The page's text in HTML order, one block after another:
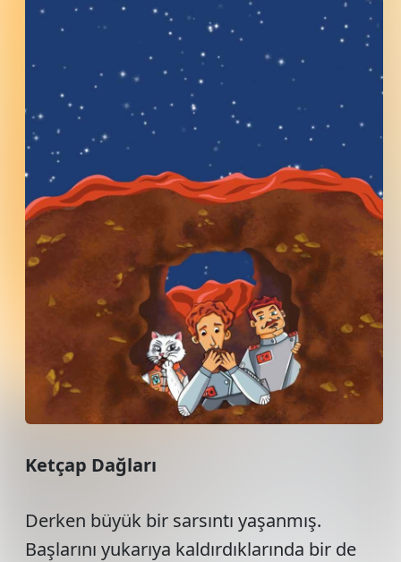
Ketçap Dağları
Derken büyük bir sarsıntı yaşanmış.
Başlarını yukarıya kaldırdıklarında bir de